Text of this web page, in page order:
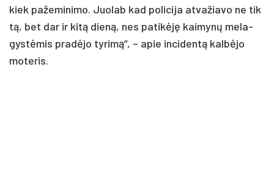
kiek pa­že­mi­ni­mo. Juo­lab kad po­li­ci­ja at­va­žia­vo ne tik
tą, bet dar ir ki­tą die­ną, nes pa­ti­kė­ję kai­my­nų me­la­
gys­tė­mis pra­dė­jo ty­ri­mą“, – apie in­ci­den­tą kal­bė­jo
mo­te­ris.